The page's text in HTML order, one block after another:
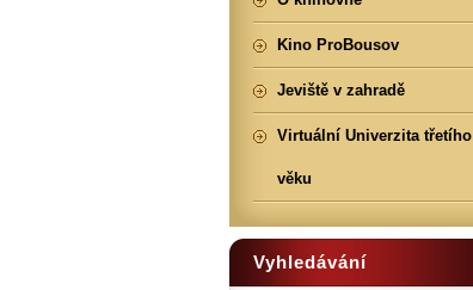
Kino ProBousov
Jeviště v zahradě
Virtuální Univerzita třetího
věku
Vyhledávání